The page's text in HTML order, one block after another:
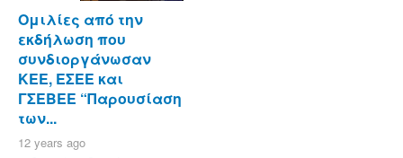
Ομιλίες από την
εκδήλωση που
συνδιοργάνωσαν
ΚΕΕ, ΕΣΕΕ και
ΓΣΕΒΕΕ “Παρουσίαση
των...
12 years ago